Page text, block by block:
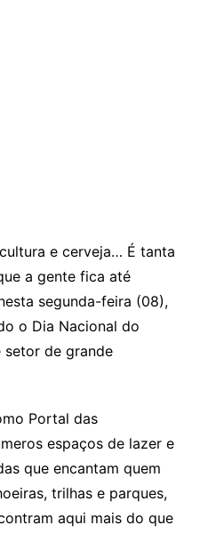
e cerveja… É tanta
a gente fica até
segunda-feira (08),
o Dia Nacional do
setor de grande
Portal das
espaços de lazer e
que encantam quem
trilhas e parques,
aqui mais do que